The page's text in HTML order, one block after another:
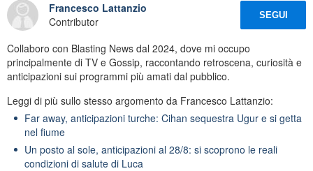
Francesco Lattanzio
Contributor
SEGUI
Collaboro con Blasting News dal 2024, dove mi occupo
principalmente di TV e Gossip, raccontando retroscena, curiosità e
anticipazioni sui programmi più amati dal pubblico.
Leggi di più sullo stesso argomento da Francesco Lattanzio:
Far away, anticipazioni turche: Cihan sequestra Ugur e si getta
nel fiume
Un posto al sole, anticipazioni al 28/8: si scoprono le reali
condizioni di salute di Luca